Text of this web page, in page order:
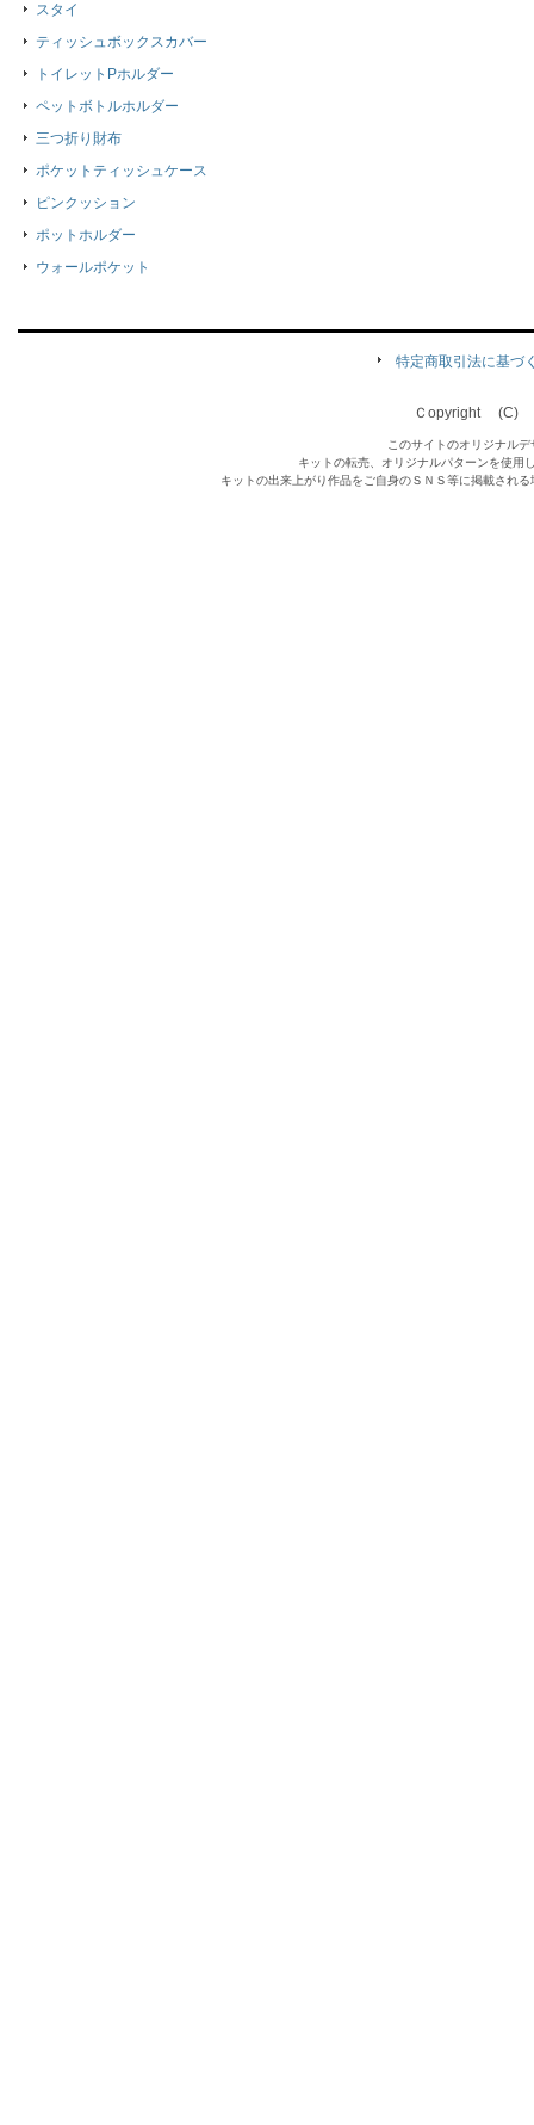
スタイ
ティッシュボックスカバー
トイレットPホルダー
ペットボトルホルダー
三つ折り財布
ポケットティッシュケース
ピンクッション
ポットホルダー
ウォールポケット
特定商取引法に基づ
Ｃopyright (C)
このサイトのオリジナル
キットの転売、オリジナルパターンを使用
キットの出来上がり作品をご自身のＳＮＳ等に掲載され